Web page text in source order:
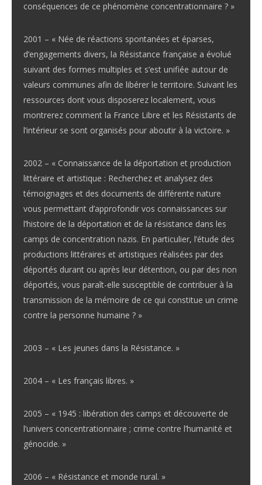
conséquences de ce phénomène concentrationnaire ? »
2001 – « Née de réactions spontanées et éparses,
d’engagements divers, la Résistance française a évolué
suivant des formes multiples et s’est unifiée autour de
valeurs communes afin de libérer le territoire. Suivant les
ressources dont vous disposerez localement, vous
montrerez comment la France Libre et les Résistants de
l’intérieur se sont organisés pour aboutir à la victoire. »
2002 – « Connaissance de la déportation et production
littéraire et artistique : Recherchez et analysez des
témoignages et des documents de différente nature
vous permettant d’approfondir vos connaissances sur
l’histoire de la déportation et de la résistance dans les
camps de concentration nazis. En particulier, l’étude des
productions littéraires et artistiques réalisées par des
déportés durant ou après leur détention, ou par des non
déportés, vous paraît-elle susceptible de contribuer à la
transmission de la mémoire de ce qui constitue un crime
contre la personne humaine ? »
2003 – « Les jeunes dans la Résistance. »
2004 – « Les français libres. »
2005 – « 1945 : libération des camps et découverte de
l’univers concentrationnaire ; crime contre l’humanité et
génocide. »
2006 – « Résistance et monde rural. »